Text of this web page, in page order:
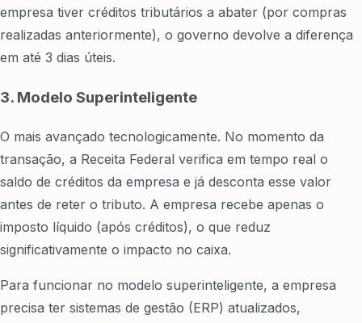
empresa tiver créditos tributários a abater (por compras
realizadas anteriormente), o governo devolve a diferença
em até 3 dias úteis.
3. Modelo Superinteligente
O mais avançado tecnologicamente. No momento da
transação, a Receita Federal verifica em tempo real o
saldo de créditos da empresa e já desconta esse valor
antes de reter o tributo. A empresa recebe apenas o
imposto líquido (após créditos), o que reduz
significativamente o impacto no caixa.
Para funcionar no modelo superinteligente, a empresa
precisa ter sistemas de gestão (ERP) atualizados,